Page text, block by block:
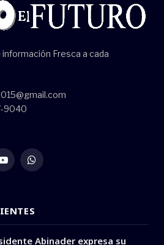
Fresca a cada
9040
YouTubeWhatsApp
Abinader expresa su